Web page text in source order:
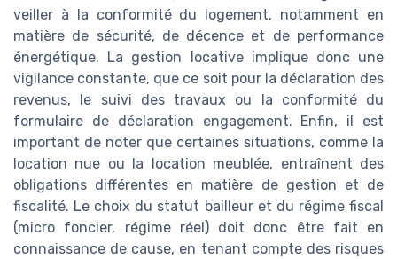
veiller à la conformité du logement, notamment en
matière de sécurité, de décence et de performance
énergétique. La gestion locative implique donc une
vigilance constante, que ce soit pour la déclaration des
revenus, le suivi des travaux ou la conformité du
formulaire de déclaration engagement. Enfin, il est
important de noter que certaines situations, comme la
location nue ou la location meublée, entraînent des
obligations différentes en matière de gestion et de
fiscalité. Le choix du statut bailleur et du régime fiscal
(micro foncier, régime réel) doit donc être fait en
connaissance de cause, en tenant compte des risques